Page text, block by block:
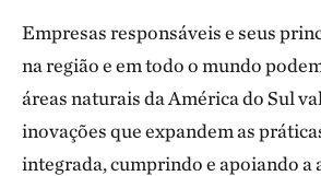
Empresas responsáveis e seus
na região e em todo o mundo
áreas naturais da América do Sul
inovações que expandem as
integrada, cumprindo e apoiando a